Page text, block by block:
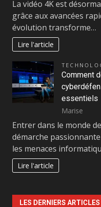
La vidéo 4K est
grâce aux avancées
évolution transforme…
Lire l'article
Comment
essentiels
Marise
Entrer dans le monde
démarche
les menaces
Lire l'article
LES DERNIERS ARTICLES